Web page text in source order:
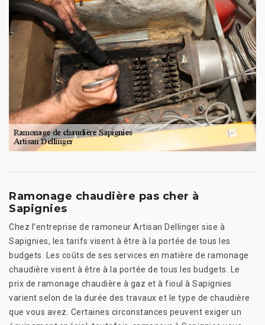
Ramonage chaudière pas cher à
Sapignies
Chez l’entreprise de ramoneur Artisan Dellinger sise à
Sapignies, les tarifs visent à être à la portée de tous les
budgets. Les coûts de ses services en matière de ramonage
chaudière visent à être à la portée de tous les budgets. Le
prix de ramonage chaudière à gaz et à fioul à Sapignies
varient selon de la durée des travaux et le type de chaudière
que vous avez. Certaines circonstances peuvent exiger un